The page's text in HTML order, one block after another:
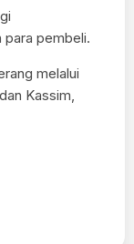
pembeli.
melalui
Kassim,